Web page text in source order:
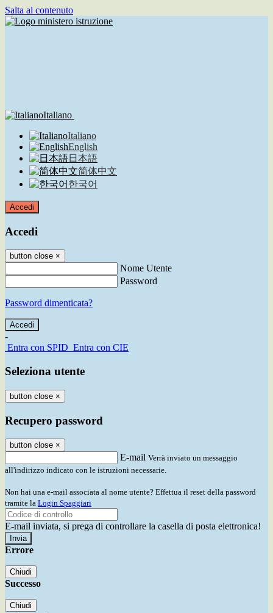
Salta al contenuto
Italiano
Italiano
English
日本語
简体中文
한국어
Accedi
Accedi
button close ×
Nome Utente
Password
Password dimenticata?
-
Entra con SPID Entra con CIE
Seleziona utente
button close ×
Recupero password
button close ×
E-mail Verrà inviato un messaggio
all'indirizzo indicato con le istruzioni necessarie.
Non hai una e-mail associata al nome utente? Effettua il reset della password
tramite la Login Spaggiari
E-mail inviata, si prega di controllare la casella di posta elettronica!
Errore
Chiudi
Successo
Chiudi